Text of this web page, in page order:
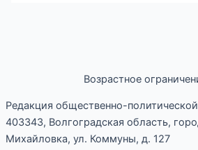
Возрастное
Редакция общественно-
403343, Волгоградская область,
Михайловка, ул. Коммуны, д. 127